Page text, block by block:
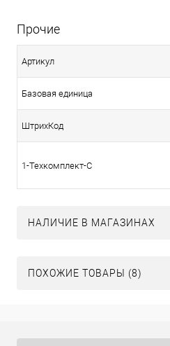
Прочие
Артикул
Базовая единица
ШтрихКод
1-Техкомплект-С
НАЛИЧИЕ В МАГАЗИНАХ
ПОХОЖИЕ ТОВАРЫ (8)